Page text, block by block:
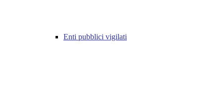
Enti pubblici vigilati